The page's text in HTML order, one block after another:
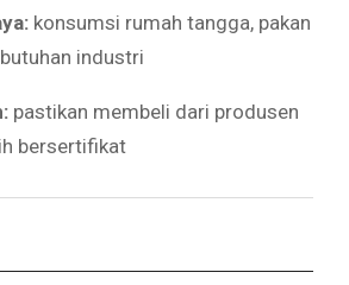
konsumsi rumah tangga, pakan
industri
pastikan membeli dari produsen
bersertifikat